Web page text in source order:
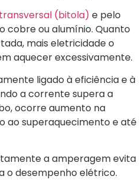
(bitola) e pelo
cobre ou alumínio. Quanto
mais eletricidade o
aquecer excessivamente.
ligado à eficiência e à
a corrente supera a
ocorre aumento na
ao superaquecimento e até
a amperagem evita
o desempenho elétrico.